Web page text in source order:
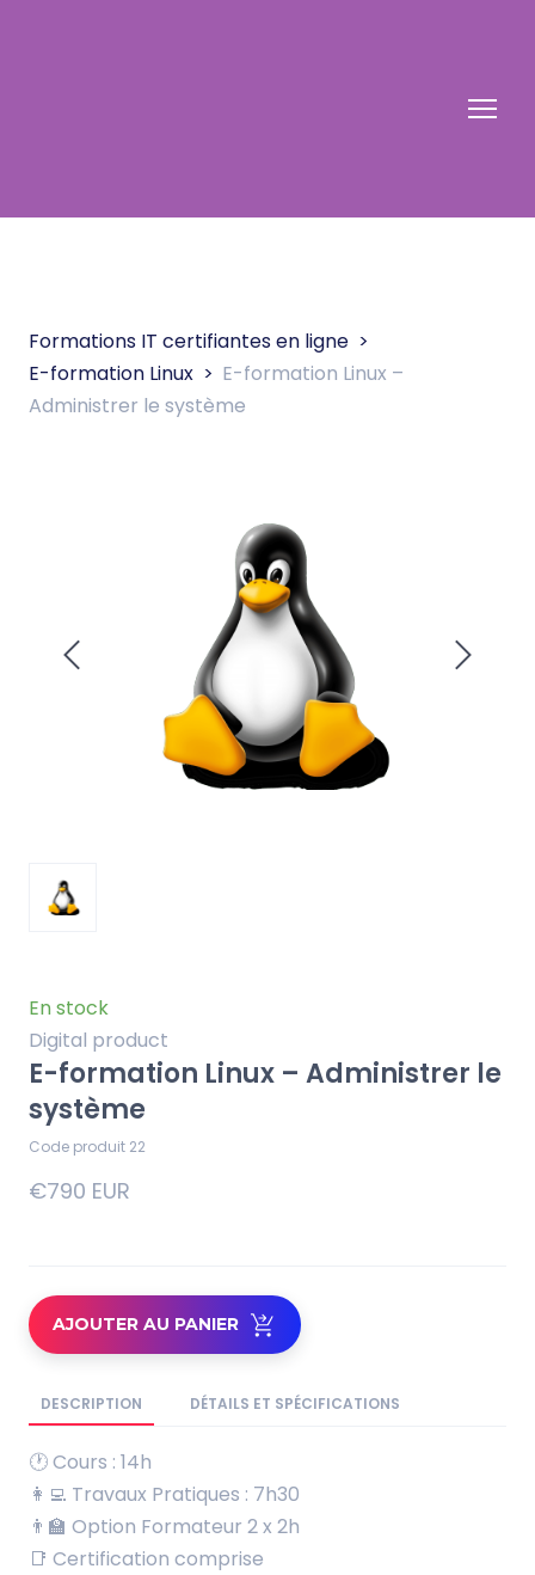
Formations IT certifiantes en ligne
E-formation Linux
E-formation Linux –
Administrer le système
En stock
Digital product
E-formation Linux – Administrer le
système
Code produit 22
€790 EUR
AJOUTER AU PANIER
DESCRIPTION DÉTAILS ET SPÉCIFICATIONS
🕐 Cours : 14h
👩‍💻 Travaux Pratiques : 7h30
👨‍🏫 Option Formateur 2 x 2h
📑 Certification comprise